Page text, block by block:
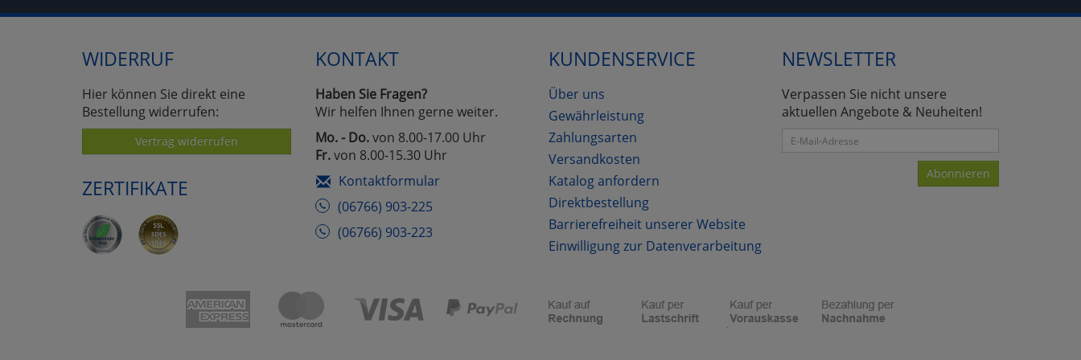
WIDERRUF
Hier können Sie direkt eine
Bestellung widerrufen:
Vertrag widerrufen
ZERTIFIKATE
KONTAKT
Haben Sie Fragen?
Wir helfen Ihnen gerne weiter.
Mo. - Do.von 8.00-17.00 Uhr
Fr.von 8.00-15.30 Uhr
Kontaktformular
(06766) 903-225
(06766) 903-223
KUNDENSERVICE
Über uns
Gewährleistung
Zahlungsarten
Versandkosten
Katalog anfordern
Direktbestellung
Barrierefreiheit unserer Website
Einwilligung zur Datenverarbeitung
NEWSLETTER
Verpassen Sie nicht unsere
aktuellen Angebote & Neuheiten!
Abonnieren
Cookies
Alle Akzeptieren Cookies
Einstellungen speichern
zurückzu Haupptseite Zustimmung Datenverarbeitung (Seitenende)